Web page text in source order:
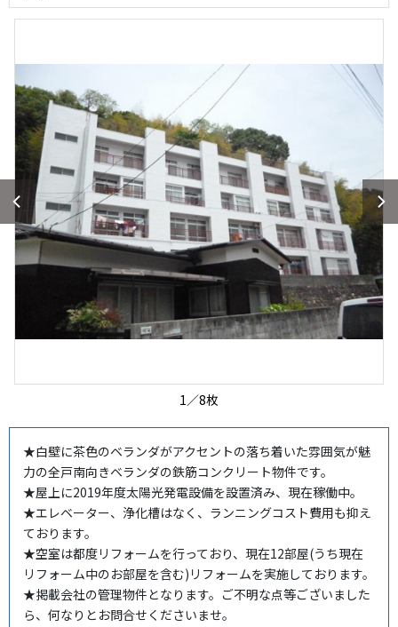
1／8枚
★白壁に茶色のベランダがアクセントの落ち着いた雰囲気が魅
力の全戸南向きベランダの鉄筋コンクリート物件です。
★屋上に2019年度太陽光発電設備を設置済み、現在稼働中。
★エレベーター、浄化槽はなく、ランニングコスト費用も抑え
ております。
★空室は都度リフォームを行っており、現在12部屋(うち現在
リフォーム中のお部屋を含む)リフォームを実施しております。
★掲載会社の管理物件となります。ご不明な点等ございました
ら、何なりとお問合せくださいませ。